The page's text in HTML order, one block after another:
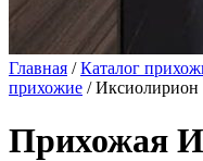
Главная /Каталог
прихожие / Иксиолирион
Прихожая